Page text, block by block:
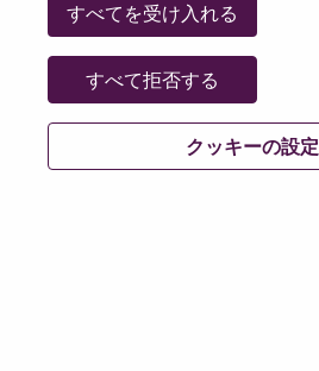
クッキーの設定
すべてを受け入れる
すべて拒否する
Go Back
Lenovo.com